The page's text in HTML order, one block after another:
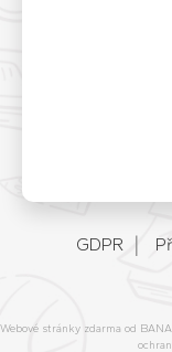
GDPR
Webové stránky zdarma od